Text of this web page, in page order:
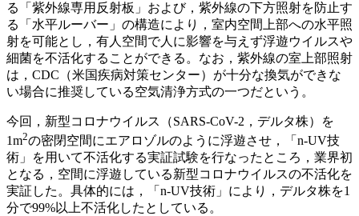
る「紫外線専用反射板」および，紫外線の下方照射を防止す
る「水平ルーバー」の構造により，室内空間上部への水平照
射を可能とし，有人空間で人に影響を与えず浮遊ウイルスや
細菌を不活化することができる。なお，紫外線の室上部照射
は，CDC（米国疾病対策センター）が十分な換気ができな
い場合に推奨している空気清浄方式の一つだという。
今回，新型コロナウイルス（SARS-CoV-2，デルタ株）を
1m2の密閉空間にエアロゾルのように浮遊させ，「n-UV技
術」を用いて不活化する実証試験を行なったところ，業界初
となる，空間に浮遊している新型コロナウイルスの不活化を
実証した。具体的には，「n-UV技術」により，デルタ株を1
分で99%以上不活化したとしている。